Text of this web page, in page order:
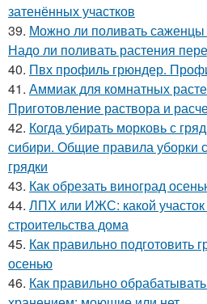
затенённых участков
39. Можно ли поливать
Надо ли поливать растения
40. Пвх профиль грюндер.
41. Аммиак для комнатных
Приготовление раствора и
42. Когда убирать морковь с
сибири. Общие правила уборки
грядки
43. Как обрезать виноград
44. ЛПХ или ИЖС: какой участок
строительства дома
45. Как правильно подготовить
осенью
46. Как правильно